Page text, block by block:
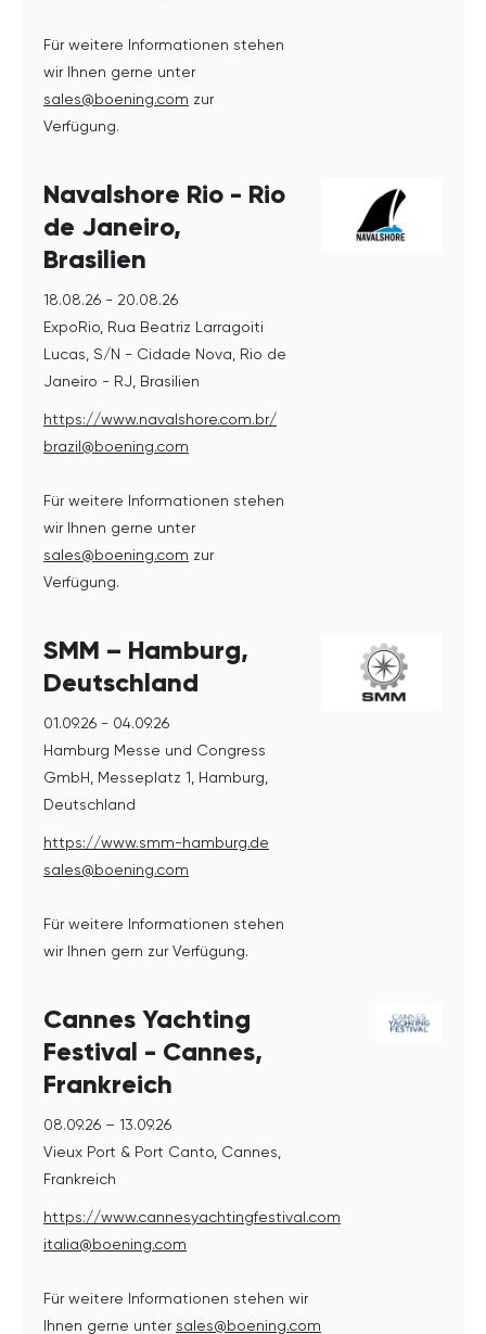
Für weitere Informationen stehen
wir Ihnen gerne unter
sales@boening.com zur
Verfügung.
Navalshore Rio - Rio
de Janeiro,
Brasilien
18.08.26 - 20.08.26
ExpoRio, Rua Beatriz Larragoiti
Lucas, S/N - Cidade Nova, Rio de
Janeiro - RJ, Brasilien
https://www.navalshore.com.br/
brazil@boening.com
Für weitere Informationen stehen
wir Ihnen gerne unter
sales@boening.com zur
Verfügung.
SMM – Hamburg,
Deutschland
01.09.26 - 04.09.26
Hamburg Messe und Congress
GmbH, Messeplatz 1, Hamburg,
Deutschland
https://www.smm-hamburg.de
sales@boening.com
Für weitere Informationen stehen
wir Ihnen gern zur Verfügung.
Cannes Yachting
Festival - Cannes,
Frankreich
08.09.26 – 13.09.26
Vieux Port & Port Canto, Cannes,
Frankreich
https://www.cannesyachtingfestival.com
italia@boening.com
Für weitere Informationen stehen wir
Ihnen gerne unter sales@boening.com